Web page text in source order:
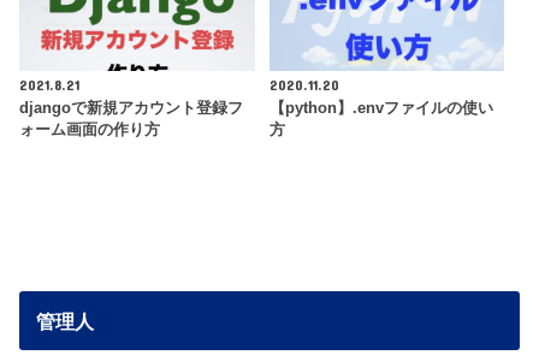
2021.8.21
djangoで新規アカウント登録フ
ォーム画面の作り方
2020.11.20
【python】.envファイルの使い
方
管理人